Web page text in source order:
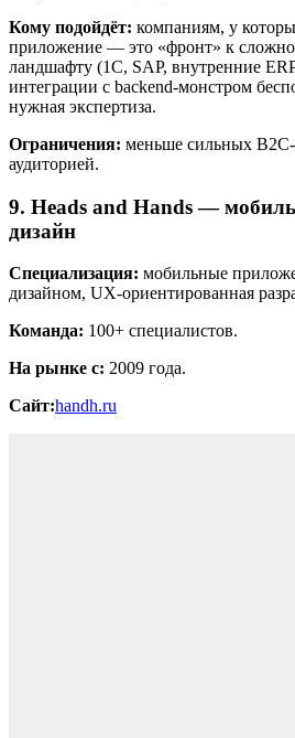
Кому подойдёт: компаниям, у
приложение — это «фронт» к
ландшафту (1С, SAP, внутренние
интеграции с backend-монстром
нужная экспертиза.
Ограничения: меньше сильных
аудиторией.
9. Heads and Hands —
дизайн
Специализация: мобильные
дизайном, UX-ориентированная
Команда: 100+ специалистов.
На рынке с: 2009 года.
Сайт:handh.ru